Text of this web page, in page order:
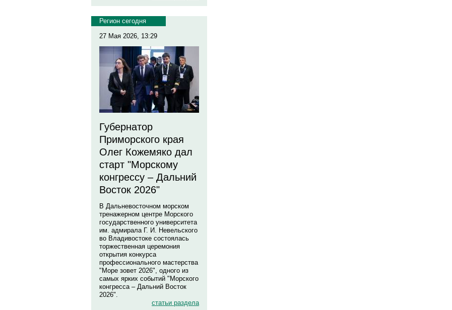
Регион сегодня
27 Мая 2026, 13:29
Губернатор
Приморского края
Олег Кожемяко дал
старт "Морскому
конгрессу – Дальний
Восток 2026"
В Дальневосточном морском
тренажерном центре Морского
государственного университета
им. адмирала Г. И. Невельского
во Владивостоке состоялась
торжественная церемония
открытия конкурса
профессионального мастерства
"Море зовет 2026", одного из
самых ярких событий "Морского
конгресса – Дальний Восток
2026".
статьи раздела